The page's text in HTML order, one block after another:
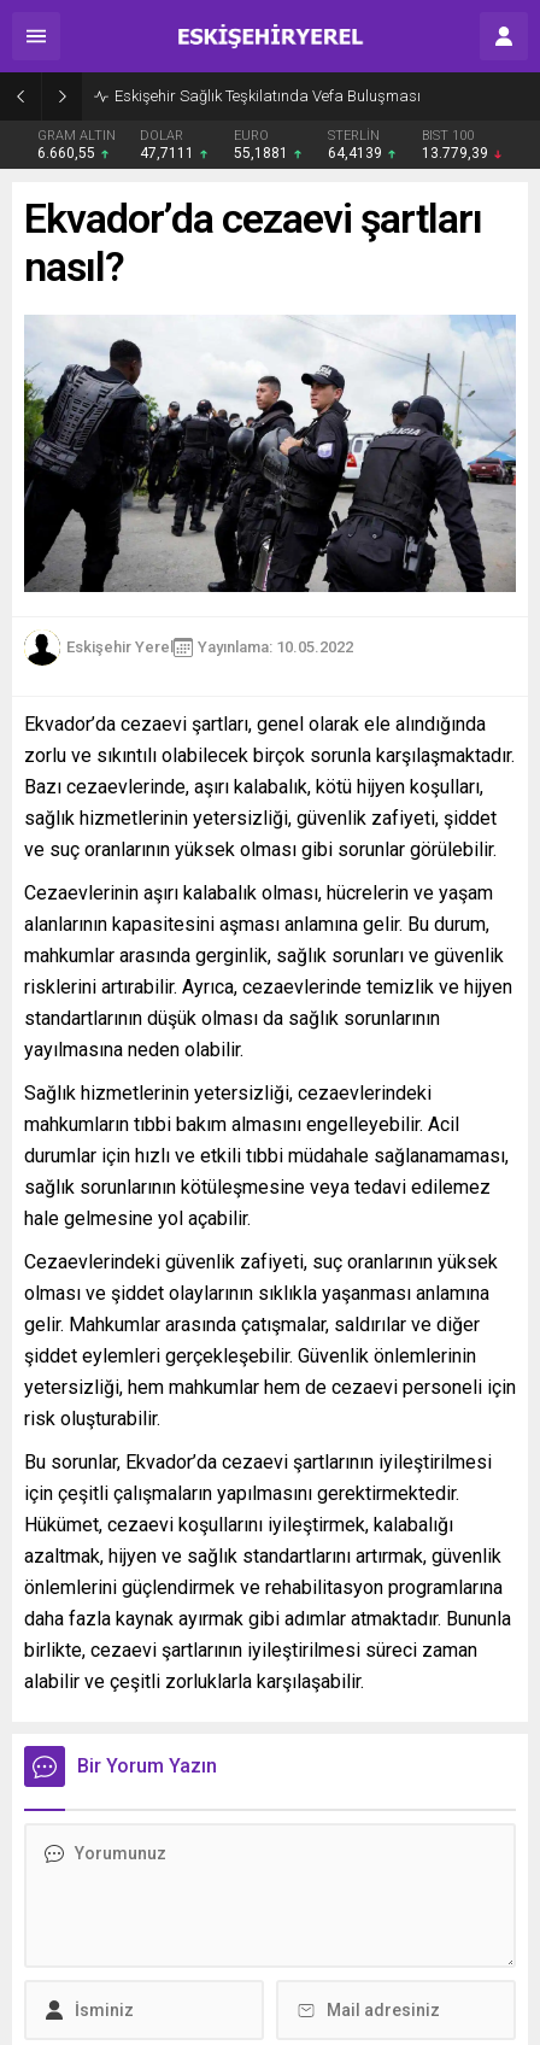
Eskişehir Sağlık Teşkilatında Vefa Buluşması
GRAM ALTIN
6.660,55
DOLAR
47,7111
EURO
55,1881
STERLİN
64,4139
BIST 100
13.779,39
Ekvador’da cezaevi şartları
nasıl?
Eskişehir Yerel Yayınlama: 10.05.2022
Ekvador’da cezaevi şartları, genel olarak ele alındığında
zorlu ve sıkıntılı olabilecek birçok sorunla karşılaşmaktadır.
Bazı cezaevlerinde, aşırı kalabalık, kötü hijyen koşulları,
sağlık hizmetlerinin yetersizliği, güvenlik zafiyeti, şiddet
ve suç oranlarının yüksek olması gibi sorunlar görülebilir.
Cezaevlerinin aşırı kalabalık olması, hücrelerin ve yaşam
alanlarının kapasitesini aşması anlamına gelir. Bu durum,
mahkumlar arasında gerginlik, sağlık sorunları ve güvenlik
risklerini artırabilir. Ayrıca, cezaevlerinde temizlik ve hijyen
standartlarının düşük olması da sağlık sorunlarının
yayılmasına neden olabilir.
Sağlık hizmetlerinin yetersizliği, cezaevlerindeki
mahkumların tıbbi bakım almasını engelleyebilir. Acil
durumlar için hızlı ve etkili tıbbi müdahale sağlanamaması,
sağlık sorunlarının kötüleşmesine veya tedavi edilemez
hale gelmesine yol açabilir.
Cezaevlerindeki güvenlik zafiyeti, suç oranlarının yüksek
olması ve şiddet olaylarının sıklıkla yaşanması anlamına
gelir. Mahkumlar arasında çatışmalar, saldırılar ve diğer
şiddet eylemleri gerçekleşebilir. Güvenlik önlemlerinin
yetersizliği, hem mahkumlar hem de cezaevi personeli için
risk oluşturabilir.
Bu sorunlar, Ekvador’da cezaevi şartlarının iyileştirilmesi
için çeşitli çalışmaların yapılmasını gerektirmektedir.
Hükümet, cezaevi koşullarını iyileştirmek, kalabalığı
azaltmak, hijyen ve sağlık standartlarını artırmak, güvenlik
önlemlerini güçlendirmek ve rehabilitasyon programlarına
daha fazla kaynak ayırmak gibi adımlar atmaktadır. Bununla
birlikte, cezaevi şartlarının iyileştirilmesi süreci zaman
alabilir ve çeşitli zorluklarla karşılaşabilir.
Bir Yorum Yazın